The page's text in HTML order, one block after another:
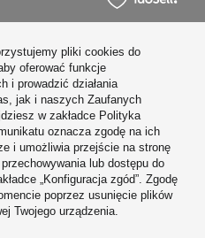
ceny brutto (z VAT).
pliki cookies do
oferować funkcje
i prowadzić działania
jak i naszych Zaufanych
w zakładce Polityka
oznacza zgodę na ich
i umożliwia przejście na stronę
lub dostępu do
„Konfiguracja zgód”. Zgodę
poprzez usunięcie plików
Twojego urządzenia.